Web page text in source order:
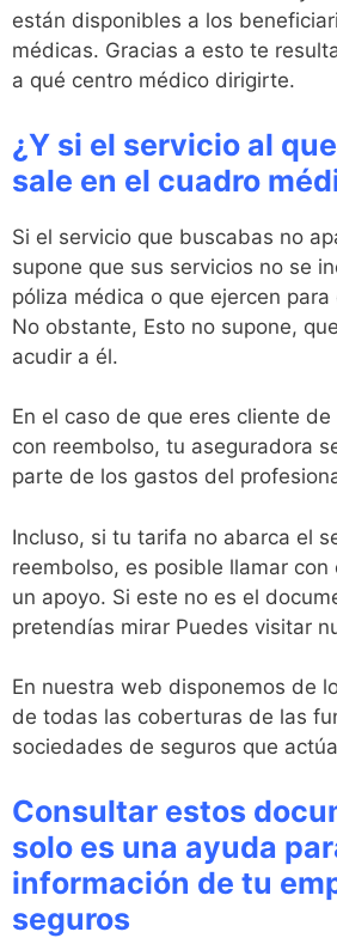
están disponibles a los
médicas. Gracias a esto te
a qué centro médico dirigirte.
¿Y si el servicio al
sale en el cuadro
Si el servicio que buscabas no
supone que sus servicios no se
póliza médica o que ejercen
No obstante, Esto no supone,
acudir a él.
En el caso de que eres cliente
con reembolso, tu aseguradora
parte de los gastos del
Incluso, si tu tarifa no abarca el
reembolso, es posible llamar con
un apoyo. Si este no es el
pretendías mirar Puedes visitar
En nuestra web disponemos de
de todas las coberturas de las
sociedades de seguros que
Consultar estos
solo es una ayuda
información de tu
seguros